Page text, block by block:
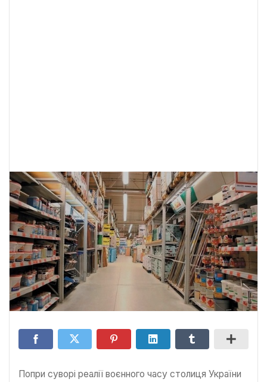
Попри суворі реалії воєнного часу столиця України